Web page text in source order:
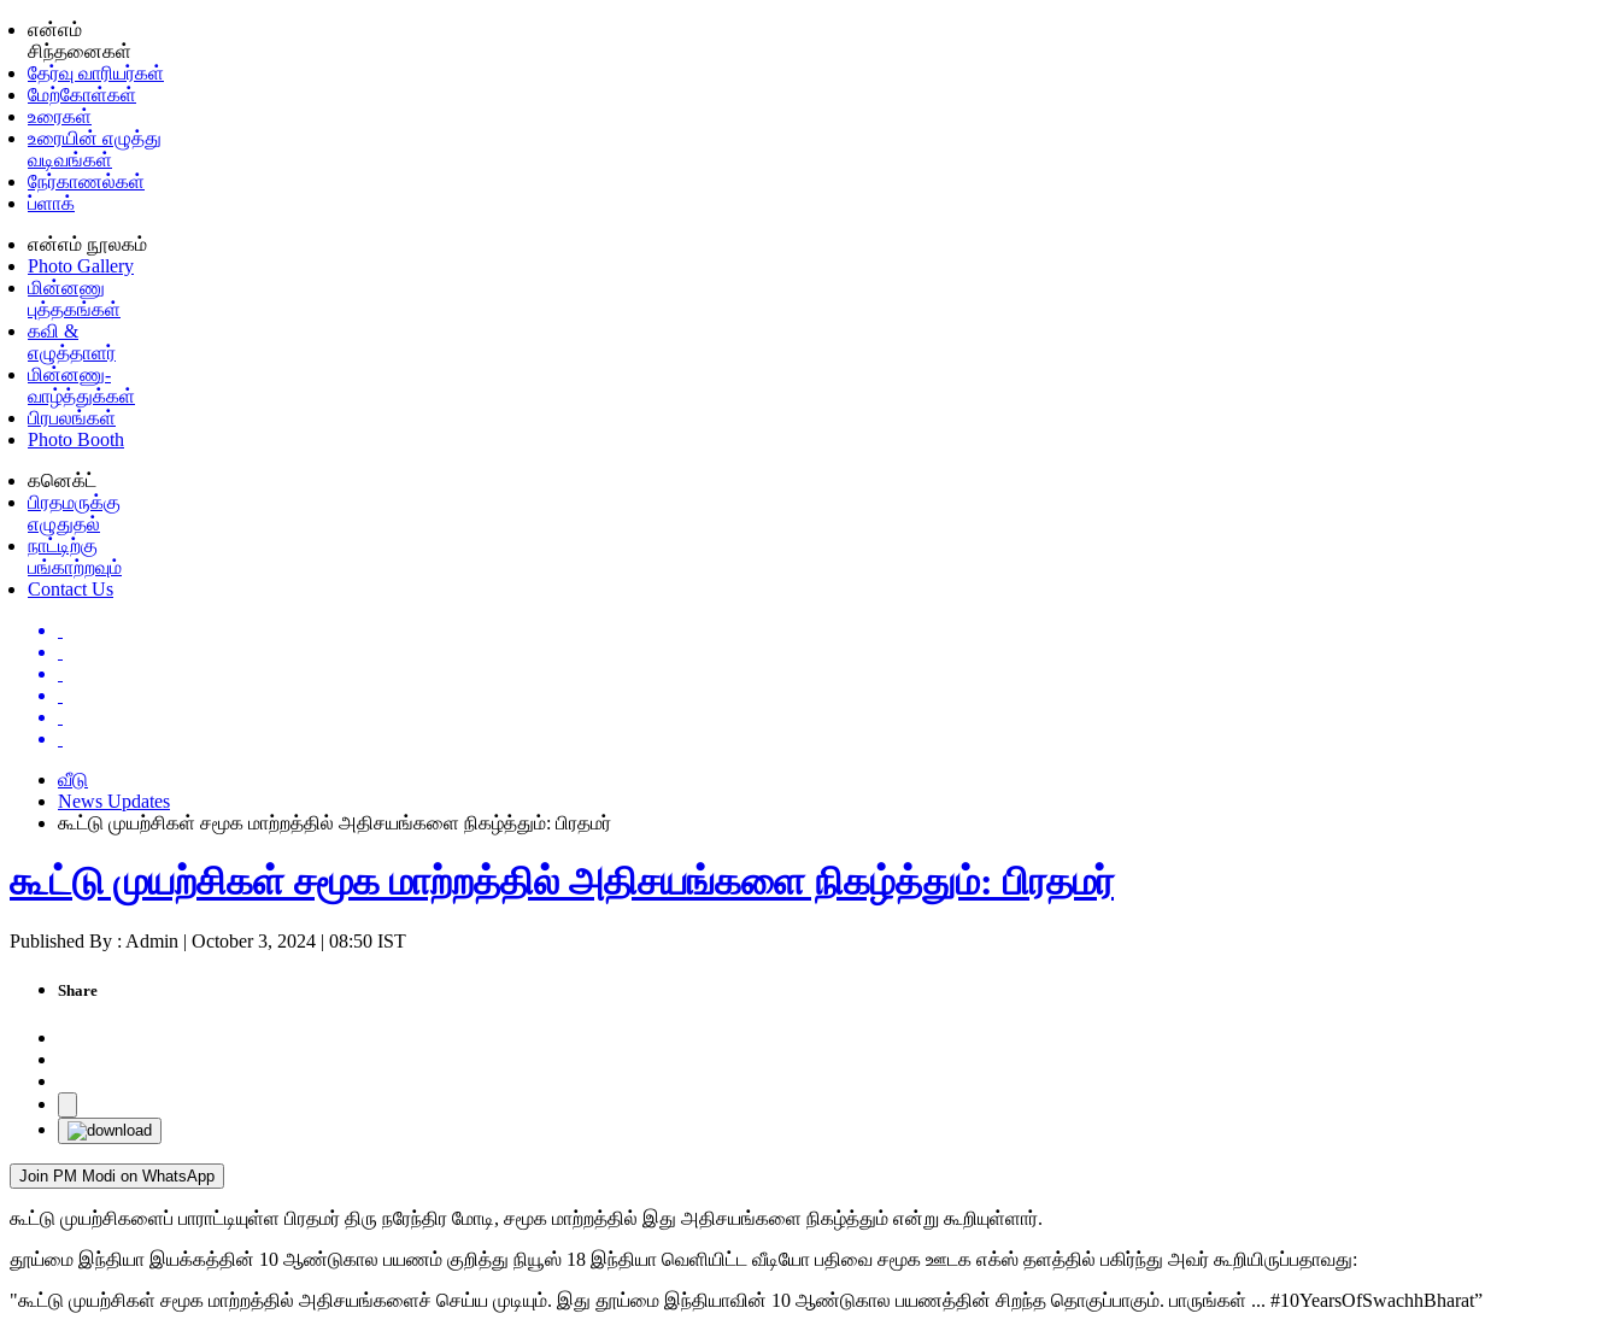
என்எம்
சிந்தனைகள்
தேர்வு வாரியர்கள்
மேற்கோள்கள்
உரைகள்
உரையின் எழுத்து
வடிவங்கள்
நேர்காணல்கள்
ப்ளாக்
என்எம் நூலகம்
Photo Gallery
மின்னணு
புத்தகங்கள்
கவி &
எழுத்தாளர்
மின்னணு-
வாழ்த்துக்கள்
பிரபலங்கள்
Photo Booth
கனெக்ட்
பிரதமருக்கு
எழுதுதல்
நாட்டிற்கு
பங்காற்றவும்
Contact Us
வீடு
News Updates
கூட்டு முயற்சிகள் சமூக மாற்றத்தில் அதிசயங்களை நிகழ்த்தும்: பிரதமர்
கூட்டு முயற்சிகள் சமூக மாற்றத்தில் அதிசயங்களை நிகழ்த்தும்: பிரதமர்
Published By : Admin | October 3, 2024 | 08:50 IST
Share
Join PM Modi on WhatsApp
கூட்டு முயற்சிகளைப் பாராட்டியுள்ள பிரதமர் திரு நரேந்திர மோடி, சமூக மாற்றத்தில் இது அதிசயங்களை நிகழ்த்தும் என்று கூறியுள்ளார்.
தூய்மை இந்தியா இயக்கத்தின் 10 ஆண்டுகால பயணம் குறித்து நியூஸ் 18 இந்தியா வெளியிட்ட வீடியோ பதிவை சமூக ஊடக எக்ஸ் தளத்தில் பகிர்ந்து அவர் கூறியிருப்பதாவது:
"கூட்டு முயற்சிகள் சமூக மாற்றத்தில் அதிசயங்களைச் செய்ய முடியும். இது தூய்மை இந்தியாவின் 10 ஆண்டுகால பயணத்தின் சிறந்த தொகுப்பாகும். பாருங்கள் ... #10YearsOfSwachhBharat”